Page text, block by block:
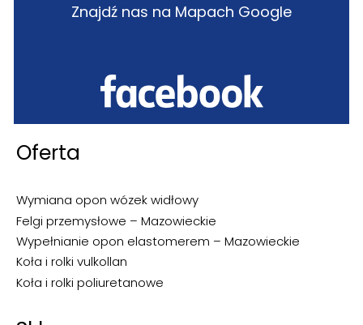
Znajdź nas na Mapach Google
Oferta
Wymiana opon wózek widłowy
Felgi przemysłowe – Mazowieckie
Wypełnianie opon elastomerem – Mazowieckie
Koła i rolki vulkollan
Koła i rolki poliuretanowe